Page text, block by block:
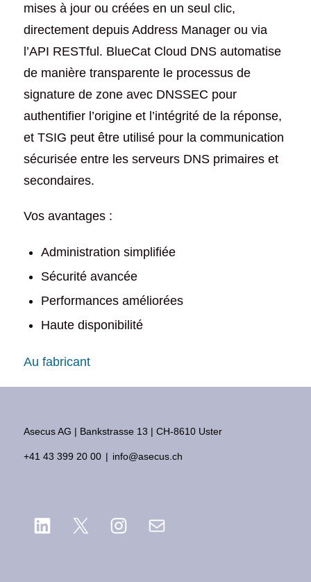
mises à jour ou créées en un seul clic,
directement depuis Address Manager ou via
l’API RESTful. BlueCat Cloud DNS automatise
de manière transparente le processus de
signature de zone avec DNSSEC pour
authentifier l’origine et l’intégrité de la réponse,
et TSIG peut être utilisé pour la communication
sécurisée entre les serveurs DNS primaires et
secondaires.
Vos avantages :
Administration simplifiée
Sécurité avancée
Performances améliorées
Haute disponibilité
Au fabricant
Asecus AG Bankstrasse 13 CH-8610 Uster
+41 43 399 20 00 info@asecus.ch
LinkedIn X InstagramE-mail